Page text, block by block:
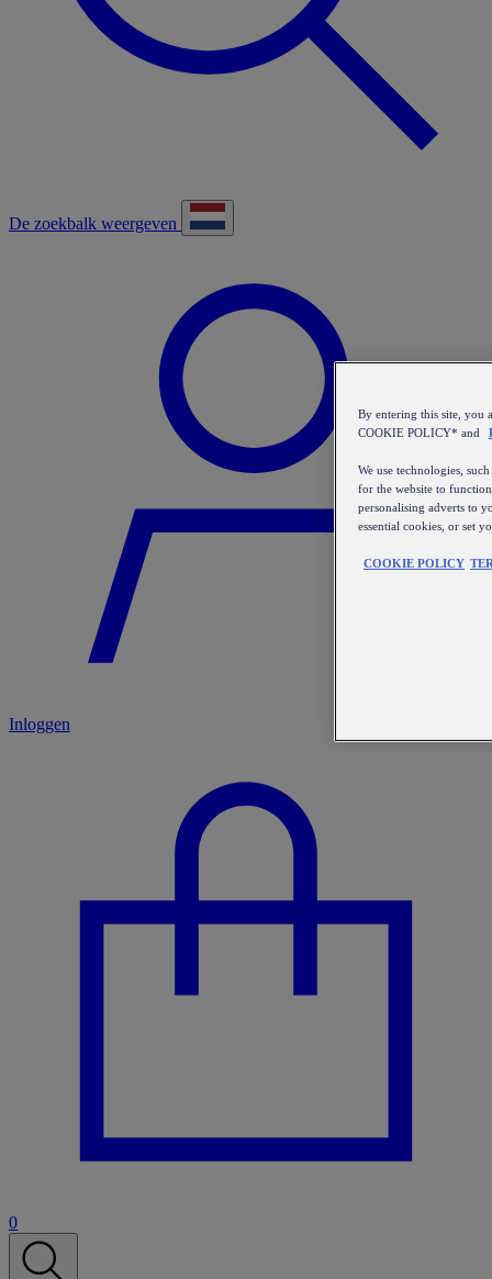
De zoekbalk weergeven
Inloggen
0
By entering this site, you
COOKIE POLICY* and
We use technologies,
for the website to
personalising adverts to
essential cookies, or set
COOKIE POLICY